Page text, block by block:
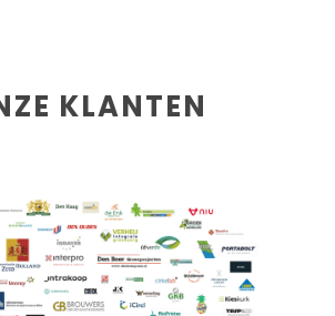
KLANTEN